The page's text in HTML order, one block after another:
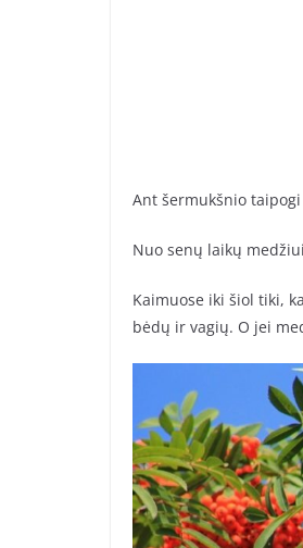
Ant šermukšnio
Nuo senų laikų
Kaimuose iki šiol tiki,
bėdų ir vagių. O jei